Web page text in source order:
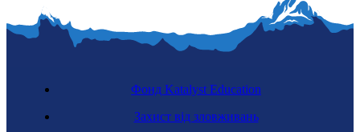
Фонд Katalyst Education
Захист від зловживань